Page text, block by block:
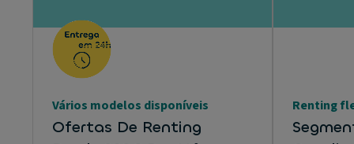
Vários modelos disponíveis
Ofertas De Renting
Renting